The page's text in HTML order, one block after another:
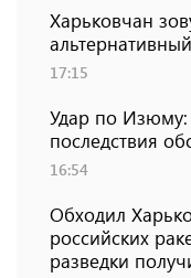
Харьковчан
17:15
Удар по Изюму:
последствия
16:54
Обходил
российских
разведки